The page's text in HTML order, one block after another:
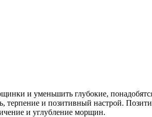
и уменьшить глубокие,
и позитивный настрой.
и углубление морщин.